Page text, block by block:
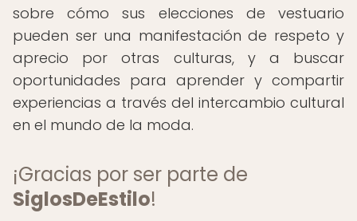
sobre cómo sus elecciones de vestuario
pueden ser una manifestación de respeto y
aprecio por otras culturas, y a buscar
oportunidades para aprender y compartir
experiencias a través del intercambio cultural
en el mundo de la moda.
¡Gracias por ser parte de
SiglosDeEstilo!